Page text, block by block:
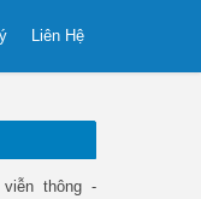
Liên Hệ
thông -